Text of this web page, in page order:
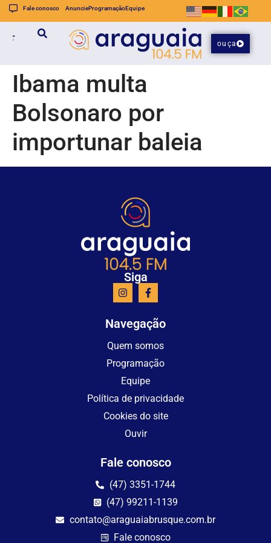
Fale conosco AnuncieProgramaçãoEquipe
ouça
Ibama multa
Bolsonaro por
importunar baleia
Siga
Navegação
Quem somos
Programação
Equipe
Política de privacidade
Cookies do site
Ouvir
Fale conosco
(47) 3351-1744
(47) 99211-1139
contato@araguaiabrusque.com.br
Fale conosco